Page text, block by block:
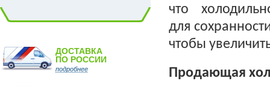
что
для
чтобы
Продающая
ДОСТАВКА
ПО РОССИИ
подробнее